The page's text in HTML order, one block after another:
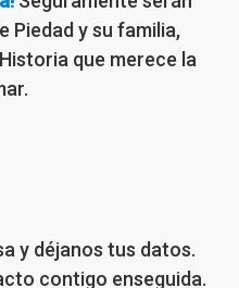
Piedad y su familia,
que merece la
y déjanos tus datos.
contigo enseguida.